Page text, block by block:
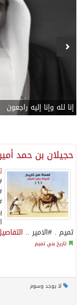
إنا لله وإنا إليه راجعون
حجيلان بن حمد
تميم . #الامير ..
تاريخ بني تميم
لا يوجد وسوم